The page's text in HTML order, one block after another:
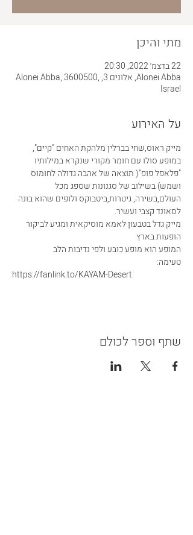
מתי והיכן
22 בדצמ׳ 2022, 20:30
Alonei Abba, אלונים 3, Alonei Abba, 3600500,
Israel
על האירוע
מייק ראוס,שחי בברלין מלהקת האחים "קיים",
במופע סולו עם חומר מקורי שנקרא במילותיו
"פלאפל פופ"( תוצאה של אהבה גדולה לחומוס
ושמש) בשילוב של סגנונות שספג מכל
העולם,בשירה, גיטרות,ביטבוקס ולופים שהוא בונה
לסאונד קצבי ועשיר.
מייק גדל בטבעון לאמא מוסיקאית ומגיע לביקור
הופעות בארץ
המופע הוא מופע כובע ולפי נדיבות הלב
טעימה:
https://fanlink.to/KAYAM-Desert
שתף וספר לכולם